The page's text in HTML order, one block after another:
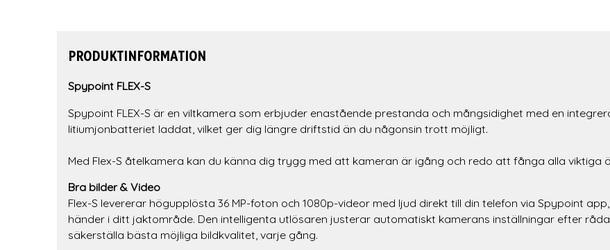
PRODUKTINFORMATION
Spypoint FLEX-S
Spypoint FLEX-S är en viltkamera som erbjuder enastående prestanda och mångsidighet med en
litiumjonbatteriet laddat, vilket ger dig längre driftstid än du någonsin trott möjligt.
Med Flex-S åtelkamera kan du känna dig trygg med att kameran är igång och redo att fånga alla viktiga
Bra bilder & Video
Flex-S levererar högupplösta 36 MP-foton och 1080p-videor med ljud direkt till din telefon via Spypoint
händer i ditt jaktområde. Den intelligenta utlösaren justerar automatiskt kamerans inställningar efter
säkerställa bästa möjliga bildkvalitet, varje gång.